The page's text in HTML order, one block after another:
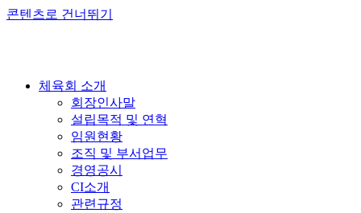
콘텐츠로 건너뛰기
체육회 소개
회장인사말
설립목적 및 연혁
임원현황
조직 및 부서업무
경영공시
CI소개
관련규정